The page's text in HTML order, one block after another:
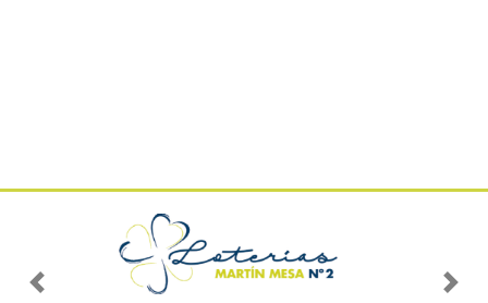
Imagen anterior